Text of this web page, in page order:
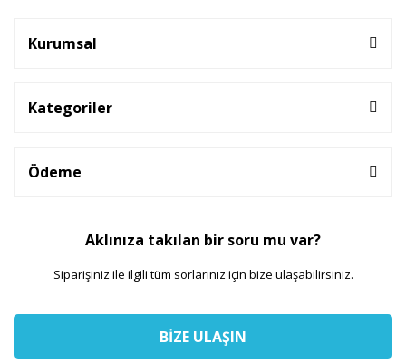
Kurumsal
Kategoriler
Ödeme
Aklınıza takılan bir soru mu var?
Siparişiniz ile ilgili tüm sorlarınız için bize ulaşabilirsiniz.
BİZE ULAŞIN